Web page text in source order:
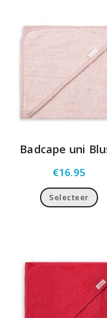
Badcape uni
€16.95
Selecteer